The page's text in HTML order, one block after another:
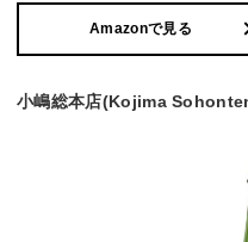
Amazonで見る
小嶋総本店(Kojima